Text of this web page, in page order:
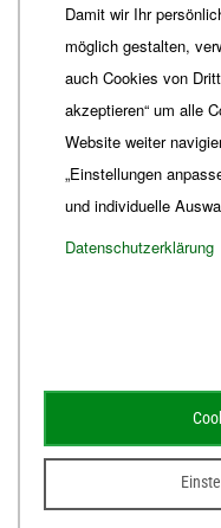
+49 361 6572-444
ordinariat
© 2026Webdesign für
Damit wir Ihr
möglich gestalten,
auch Cookies von
akzeptieren“ um alle
Website weiter
„Einstellungen
und individuelle
Datenschutzerklärung